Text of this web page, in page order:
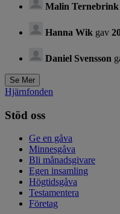
Malin Ternebrink
Hanna Wik gav
Daniel Svensson
Hjärnfonden
Stöd oss
Ge en gåva
Minnesgåva
Bli månadsgivare
Egen insamling
Högtidsgåva
Testamentera
Företag